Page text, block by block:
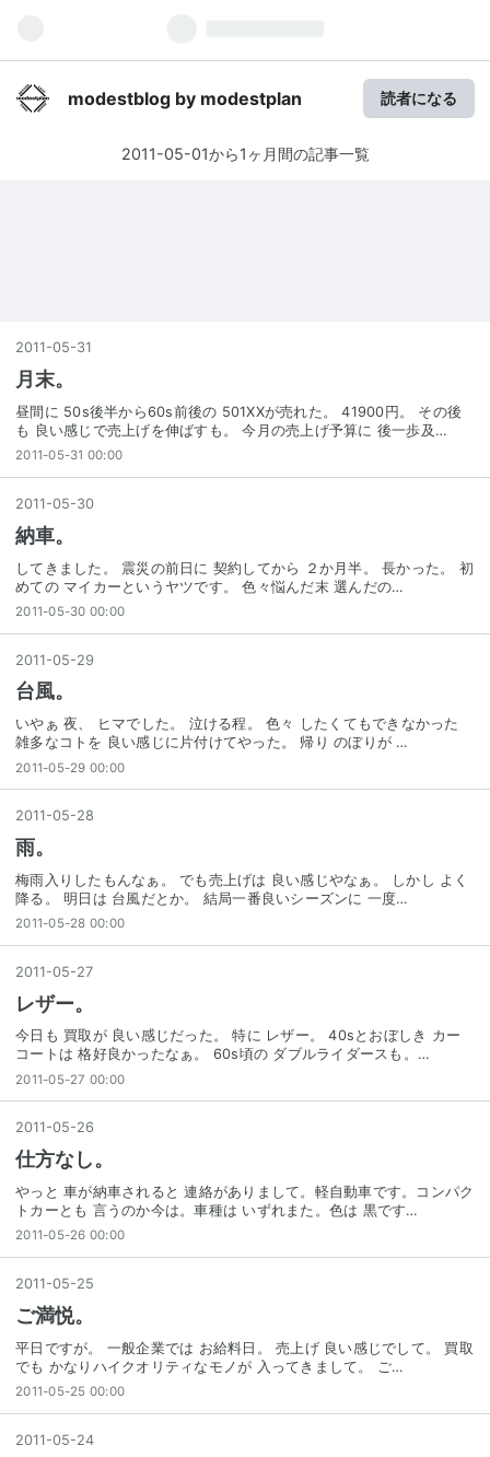
modestblog by modestplan 読者になる
2011-05-01から1ヶ月間の記事一覧
2011 -05-31
月末。
昼間に 50s後半から60s前後の 501XXが売れた。 41900円。 その後
も 良い感じで売上げを伸ばすも。 今月の売上げ予算に 後一歩及…
2011-05-31 00:00
2011 -05-30
納車。
してきました。 震災の前日に 契約してから ２か月半。 長かった。 初
めての マイカーというヤツです。 色々悩んだ末 選んだの…
2011-05-30 00:00
2011-05-29
台風。
いやぁ 夜、 ヒマでした。 泣ける程。 色々 したくてもできなかった
雑多なコトを 良い感じに片付けてやった。 帰り のぼりが …
2011-05-29 00:00
2011 -05-28
雨。
梅雨入りしたもんなぁ。 でも売上げは 良い感じやなぁ。 しかし よく
降る。 明日は 台風だとか。 結局一番良いシーズンに 一度…
2011-05-28 00:00
2011 -05-27
レザー。
今日も 買取が 良い感じだった。 特に レザー。 40sとおぼしき カー
コートは 格好良かったなぁ。 60s頃の ダブルライダースも。…
2011-05-27 00:00
2011 -05-26
仕方なし。
やっと 車が納車されると 連絡がありまして。軽自動車です。コンパク
トカーとも 言うのか今は。車種は いずれまた。色は 黒です…
2011-05-26 00:00
2011 -05-25
ご満悦。
平日ですが。 一般企業では お給料日。 売上げ 良い感じでして。 買取
でも かなりハイクオリティなモノが 入ってきまして。 ご…
2011-05-25 00:00
2011-05-24